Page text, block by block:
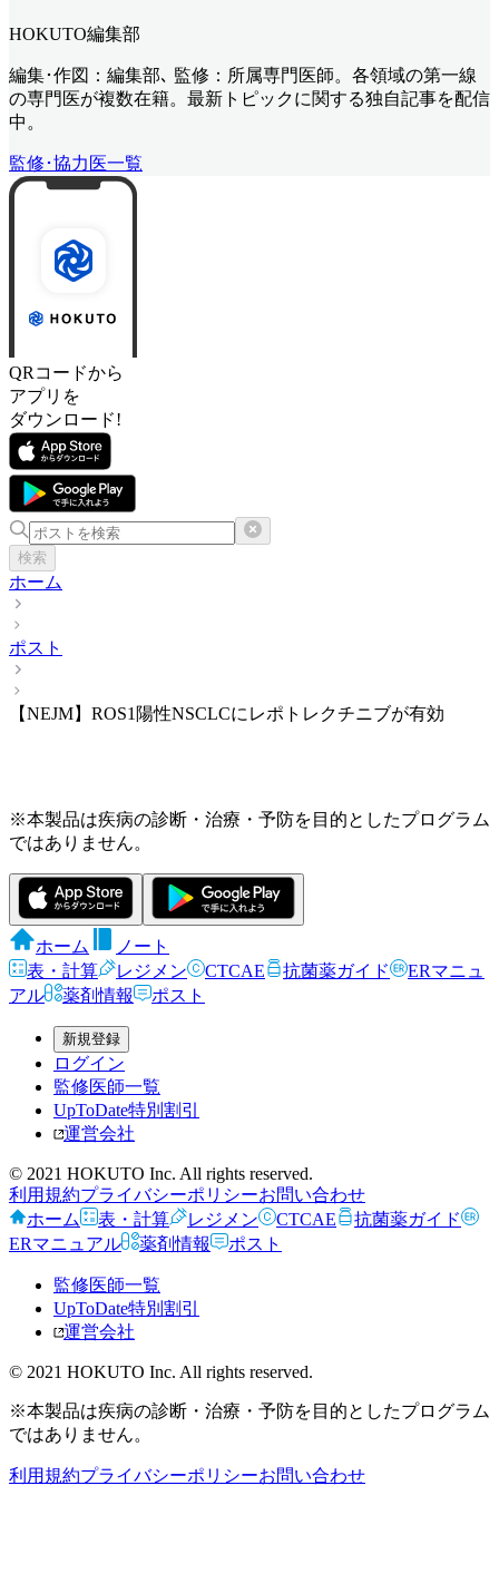
HOKUTO編集部
編集･作図：編集部､ 監修：所属専門医師。各領域の第一線
の専門医が複数在籍。最新トピックに関する独自記事を配信
中。
監修･協力医一覧
QRコードから
アプリを
ダウンロード!
検索
ホーム
ポスト
【NEJM】ROS1陽性NSCLCにレポトレクチニブが有効
※本製品は疾病の診断・治療・予防を目的としたプログラム
ではありません。
ホーム
ノート
表・計算
レジメン CTCAE 抗菌薬ガイド
ERマニュ
アル
薬剤情報 ポスト
新規登録
ログイン
監修医師一覧
UpToDate特別割引
運営会社
© 2021 HOKUTO Inc. All rights reserved.
利用規約プライバシーポリシーお問い合わせ
ホーム
表・計算 レジメン CTCAE
抗菌薬ガイド
ERマニュアル
薬剤情報 ポスト
監修医師一覧
UpToDate特別割引
運営会社
© 2021 HOKUTO Inc. All rights reserved.
※本製品は疾病の診断・治療・予防を目的としたプログラム
ではありません。
利用規約プライバシーポリシーお問い合わせ